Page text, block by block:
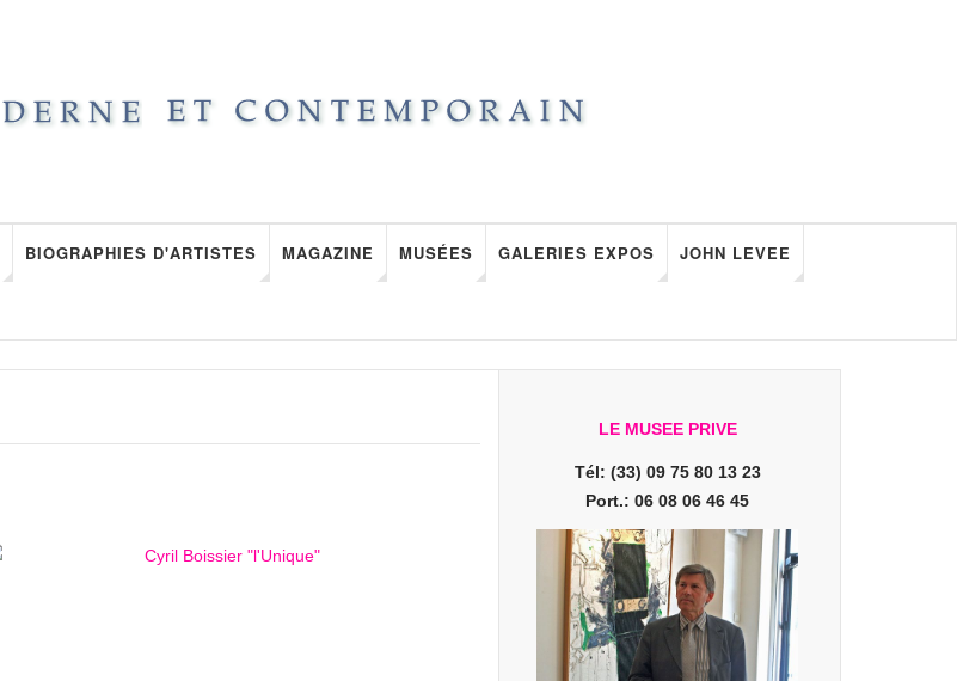
BIOGRAPHIES D'ARTISTES MAGAZINE MUSÉES GALERIES EXPOS JOHN LEVEE
LE MUSEE PRIVE
Tél: (33) 09 75 80 13 23
Port.: 06 08 06 46 45